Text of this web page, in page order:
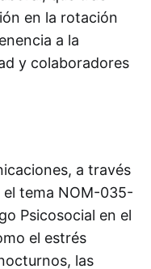
en la rotación
a la
y colaboradores
a través
tema NOM-035-
Psicosocial en el
el estrés
las